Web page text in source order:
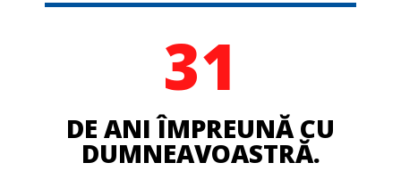
31
DE ANI ÎMPREUNĂ CU
DUMNEAVOASTRĂ.